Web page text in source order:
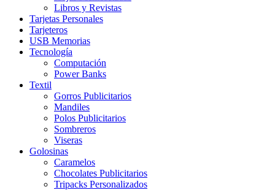
Libros y Revistas
Tarjetas Personales
Tarjeteros
USB Memorias
Tecnología
Computación
Power Banks
Textil
Gorros Publicitarios
Mandiles
Polos Publicitarios
Sombreros
Viseras
Golosinas
Caramelos
Chocolates Publicitarios
Tripacks Personalizados